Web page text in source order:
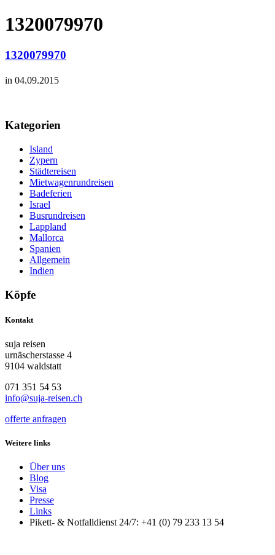
1320079970
1320079970
in 04.09.2015
Kategorien
Island
Zypern
Städtereisen
Mietwagenrundreisen
Badeferien
Israel
Busrundreisen
Lappland
Mallorca
Spanien
Allgemein
Indien
Köpfe
Kontakt
suja reisen
urnäscherstasse 4
9104 waldstatt
071 351 54 53
info@suja-reisen.ch
offerte anfragen
Weitere links
Über uns
Blog
Visa
Presse
Links
Pikett- & Notfalldienst 24/7: +41 (0) 79 233 13 54